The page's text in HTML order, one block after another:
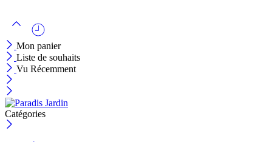
Mon panier
Liste de souhaits
Vu Récemment
Catégories